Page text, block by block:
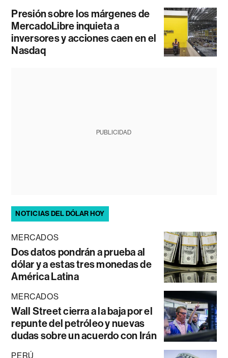
Presión sobre los márgenes de
MercadoLibre inquieta a
inversores y acciones caen en el
Nasdaq
PUBLICIDAD
NOTICIAS DEL DÓLAR HOY
MERCADOS
Dos datos pondrán a prueba al
dólar y a estas tres monedas de
América Latina
MERCADOS
Wall Street cierra a la baja por el
repunte del petróleo y nuevas
dudas sobre un acuerdo con Irán
PERÚ